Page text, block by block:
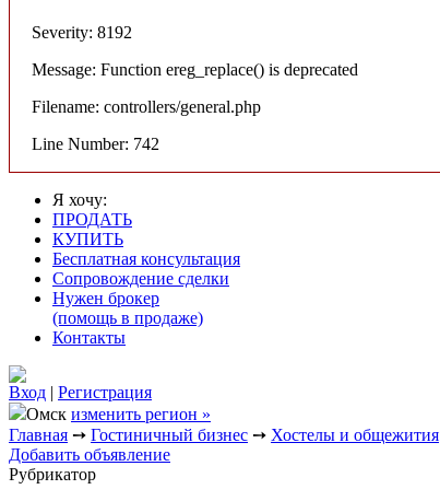
Severity: 8192
Message: Function ereg_replace() is deprecated
Filename: controllers/general.php
Line Number: 742
Я хочу:
ПРОДАТЬ
КУПИТЬ
Бесплатная консультация
Сопровождение сделки
Нужен брокер
(помощь в продаже)
Контакты
Вход | Регистрация
Омск изменить регион »
Главная ➙ Гостиничный бизнес ➙ Хостелы и общежития
Добавить объявление
Рубрикатор